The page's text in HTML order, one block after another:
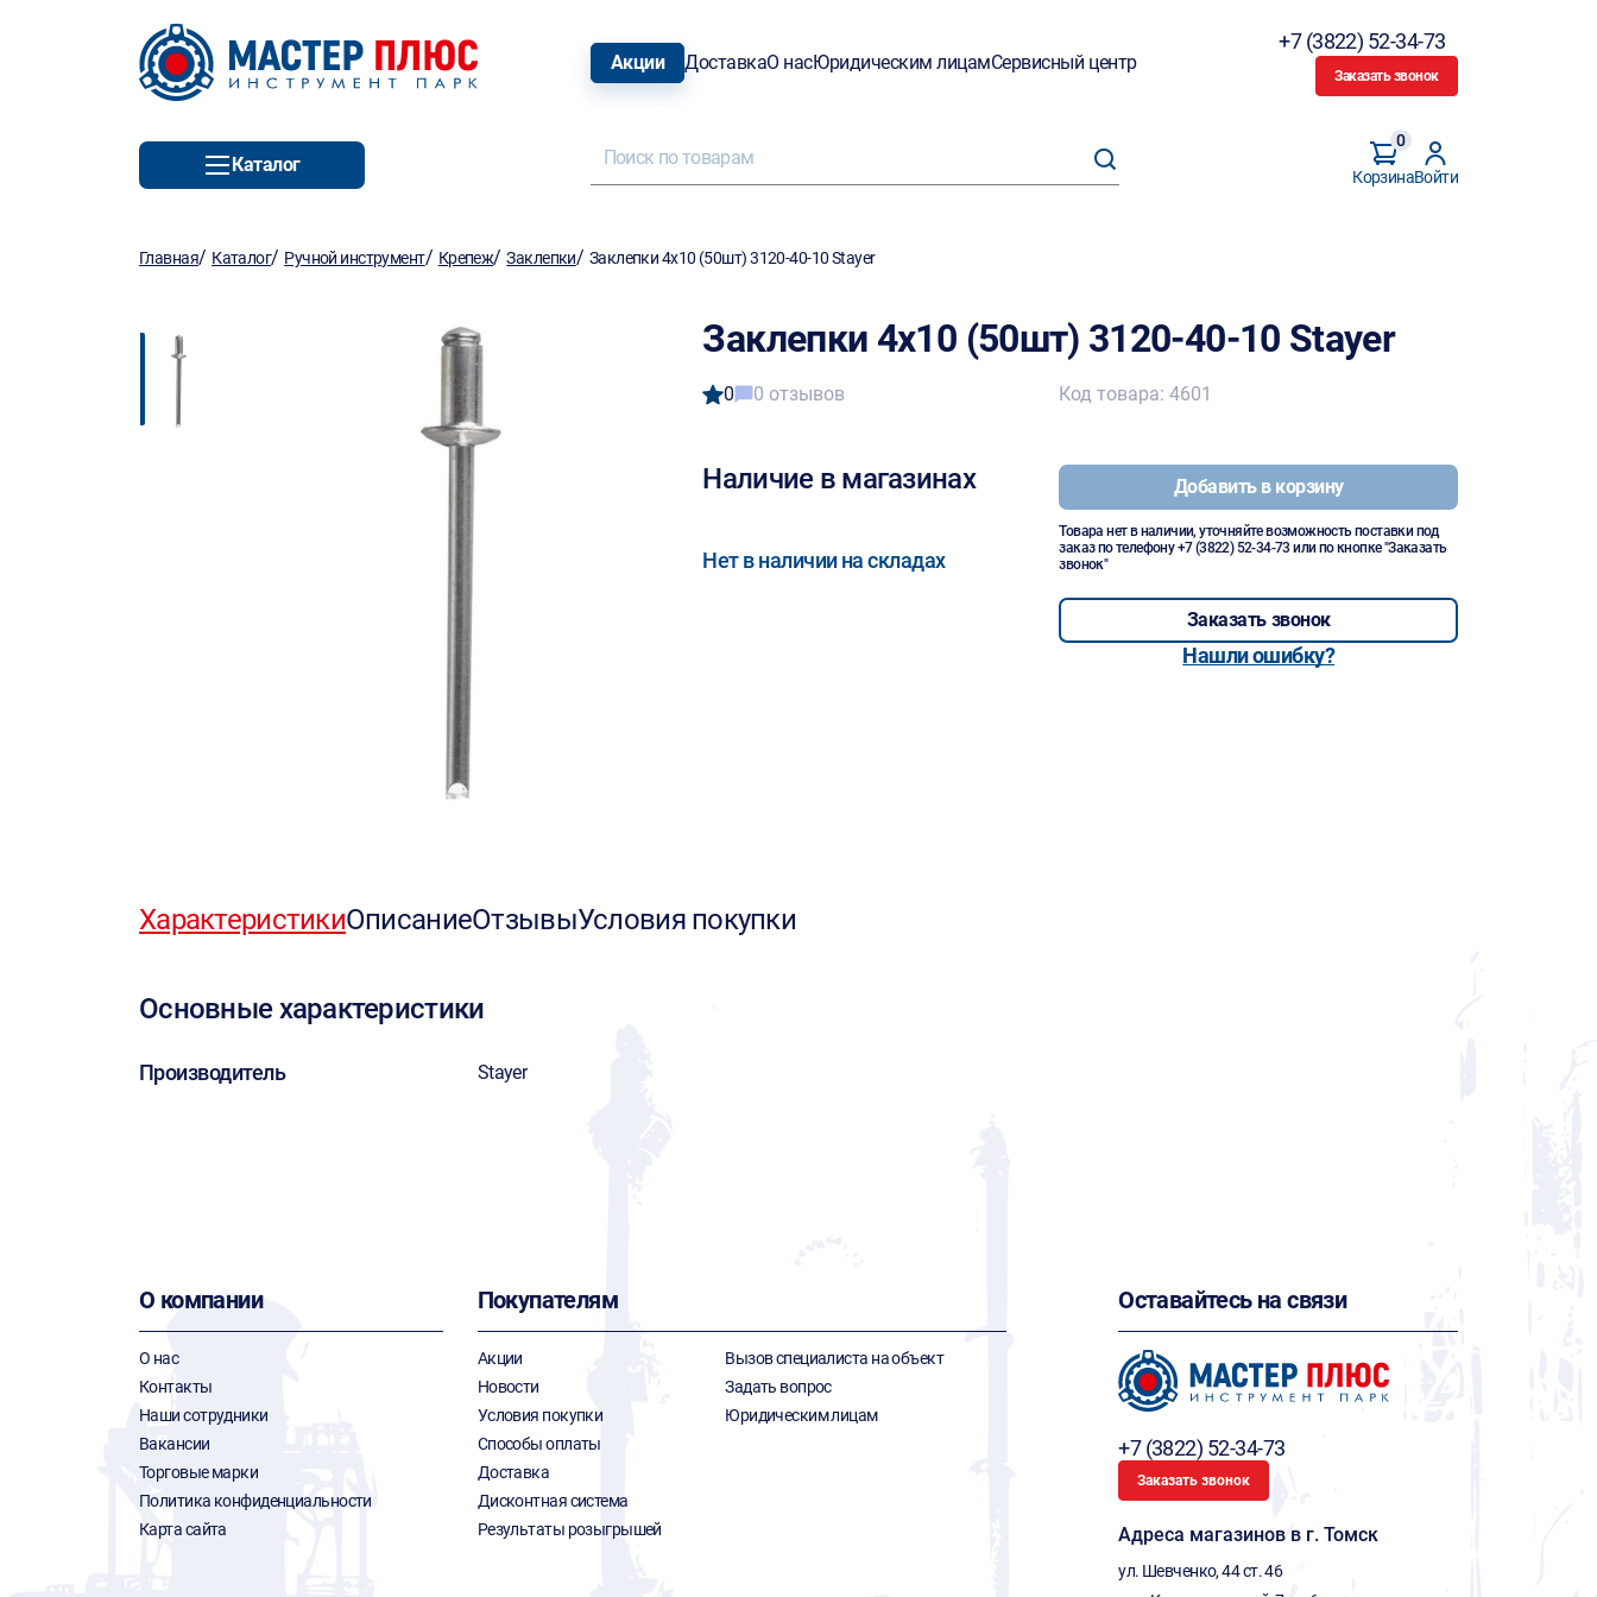
Акции ДоставкаО насЮридическим лицамСервисный центр
+7 (3822) 52-34-73
Заказать звонок
Каталог
Корзина
0
Войти
Главная/ Каталог/ Ручной инструмент/ Крепеж/Заклепки/ Заклепки 4х10 (50шт) 3120-40-10 Stayer
Заклепки 4х10 (50шт) 3120-40-10 Stayer
0 0 отзывов
Наличие в магазинах
Нет в наличии на складах
Код товара: 4601
Добавить в корзину
Товара нет в наличии, уточняйте возможность поставки под
заказ по телефону+7 (3822) 52-34-73 или по кнопке "Заказать
звонок"
Заказать звонок
Нашли ошибку?
ХарактеристикиОписаниеОтзывыУсловия покупки
Основные характеристики
Производитель Stayer
О компании
О нас
Контакты
Наши сотрудники
Вакансии
Торговые марки
Политика конфиденциальности
Карта сайта
Покупателям
Акции
Новости
Условия покупки
Способы оплаты
Доставка
Дисконтная система
Результаты розыгрышей
Вызов специалиста на объект
Задать вопрос
Юридическим лицам
Оставайтесь на связи
+7 (3822) 52-34-73
Заказать звонок
Адреса магазинов в г. Томск
ул. Шевченко, 44 ст. 46